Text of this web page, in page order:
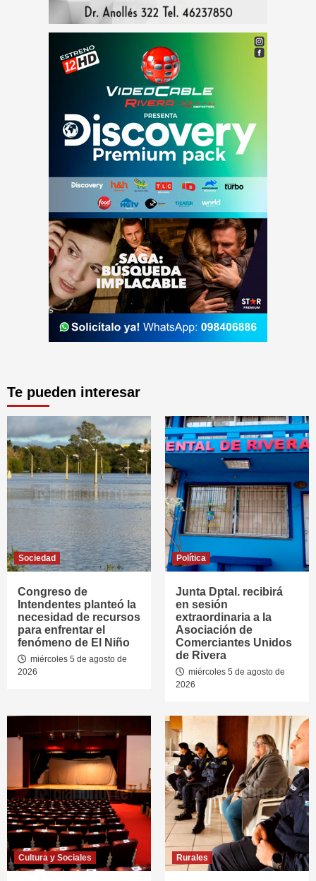
Te pueden interesar
Sociedad
Congreso de
Intendentes planteó la
necesidad de recursos
para enfrentar el
fenómeno de El Niño
miércoles 5 de agosto de
2026
Política
Junta Dptal. recibirá
en sesión
extraordinaria a la
Asociación de
Comerciantes Unidos
de Rivera
miércoles 5 de agosto de
2026
Cultura y Sociales Rurales